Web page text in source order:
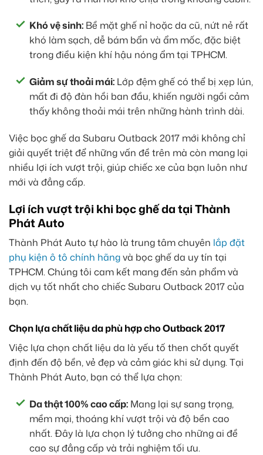
Khó vệ sinh: Bề mặt ghế nỉ hoặc da cũ, nứt nẻ rất
khó làm sạch, dễ bám bẩn và ẩm mốc, đặc biệt
trong điều kiện khí hậu nóng ẩm tại TPHCM.
Giảm sự thoải mái: Lớp đệm ghế có thể bị xẹp lún,
mất đi độ đàn hồi ban đầu, khiến người ngồi cảm
thấy không thoải mái trên những hành trình dài.
Việc bọc ghế da Subaru Outback 2017 mới không chỉ
giải quyết triệt để những vấn đề trên mà còn mang lại
nhiều lợi ích vượt trội, giúp chiếc xe của bạn luôn như
mới và đẳng cấp.
Lợi ích vượt trội khi bọc ghế da tại Thành
Phát Auto
Thành Phát Auto tự hào là trung tâm chuyên lắp đặt
phụ kiện ô tô chính hãngvà bọc ghế da uy tín tại
TPHCM. Chúng tôi cam kết mang đến sản phẩm và
dịch vụ tốt nhất cho chiếc Subaru Outback 2017 của
bạn.
Chọn lựa chất liệu da phù hợp cho Outback 2017
Việc lựa chọn chất liệu da là yếu tố then chốt quyết
định đến độ bền, vẻ đẹp và cảm giác khi sử dụng. Tại
Thành Phát Auto, bạn có thể lựa chọn:
Da thật 100% cao cấp: Mang lại sự sang trọng,
mềm mại, thoáng khí vượt trội và độ bền cao
nhất. Đây là lựa chọn lý tưởng cho những ai đề
cao sự đẳng cấp và trải nghiệm tối ưu.